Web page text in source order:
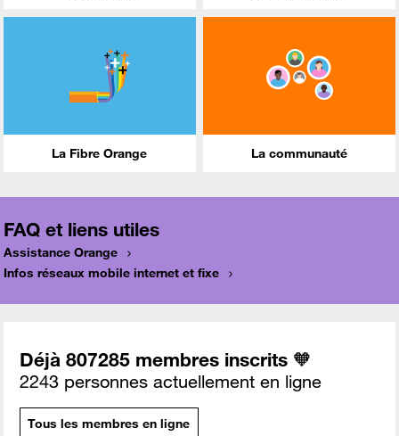
La Fibre Orange La communauté
FAQ et liens utiles
Assistance Orange
Infos réseaux mobile internet et fixe
Déjà 807285 membres inscrits 🧡
2243 personnes actuellement en ligne
Tous les membres en ligne